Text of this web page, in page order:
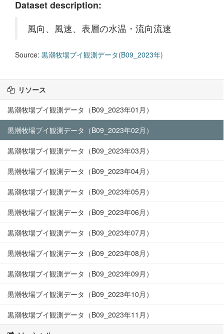
Dataset description:
風向、風速、表層の水温・流向流速
Source: 黒潮牧場ブイ観測データ(B09_2023年)
リソース
黒潮牧場ブイ観測データ（B09_2023年01月）
黒潮牧場ブイ観測データ（B09_2023年02月）
黒潮牧場ブイ観測データ（B09_2023年03月）
黒潮牧場ブイ観測データ（B09_2023年04月）
黒潮牧場ブイ観測データ（B09_2023年05月）
黒潮牧場ブイ観測データ（B09_2023年06月）
黒潮牧場ブイ観測データ（B09_2023年07月）
黒潮牧場ブイ観測データ（B09_2023年08月）
黒潮牧場ブイ観測データ（B09_2023年09月）
黒潮牧場ブイ観測データ（B09_2023年10月）
黒潮牧場ブイ観測データ（B09_2023年11月）